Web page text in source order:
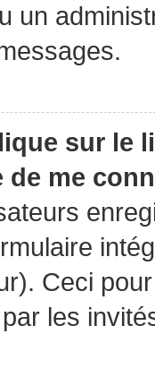
un
sur le
de me
Ceci
les